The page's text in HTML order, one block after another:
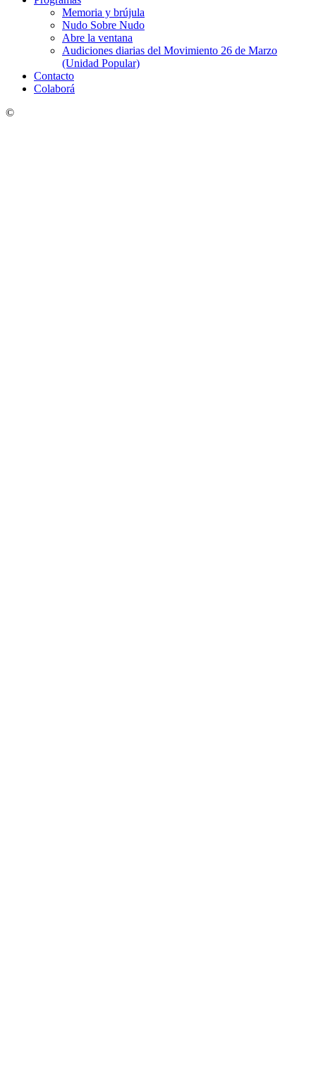
Memoria y brújula
Nudo Sobre Nudo
Abre la ventana
Audiciones diarias del Movimiento 26 de Marzo
(Unidad Popular)
Contacto
Colaborá
©